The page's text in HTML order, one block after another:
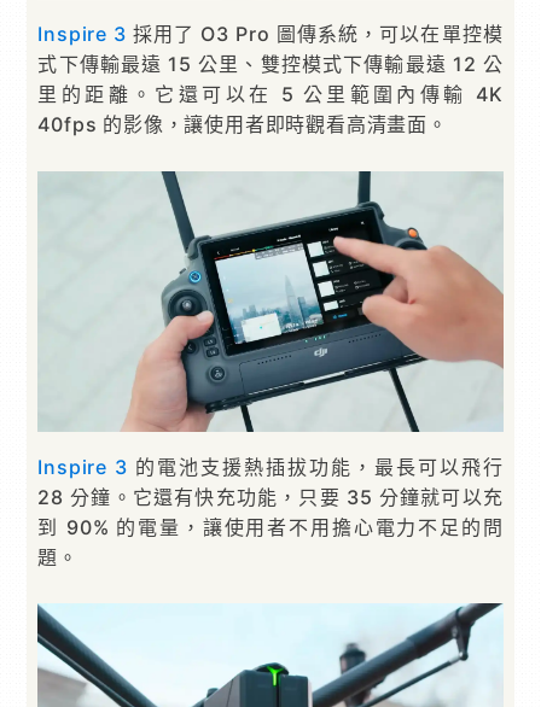
Inspire 3 採用了 O3 Pro 圖傳系統，可以在單控模
式下傳輸最遠 15 公里、雙控模式下傳輸最遠 12 公
里的距離。它還可以在 5 公里範圍內傳輸 4K
40fps 的影像，讓使用者即時觀看高清畫面。
Inspire 3 的電池支援熱插拔功能，最長可以飛行
28 分鐘。它還有快充功能，只要 35 分鐘就可以充
到 90% 的電量，讓使用者不用擔心電力不足的問
題。